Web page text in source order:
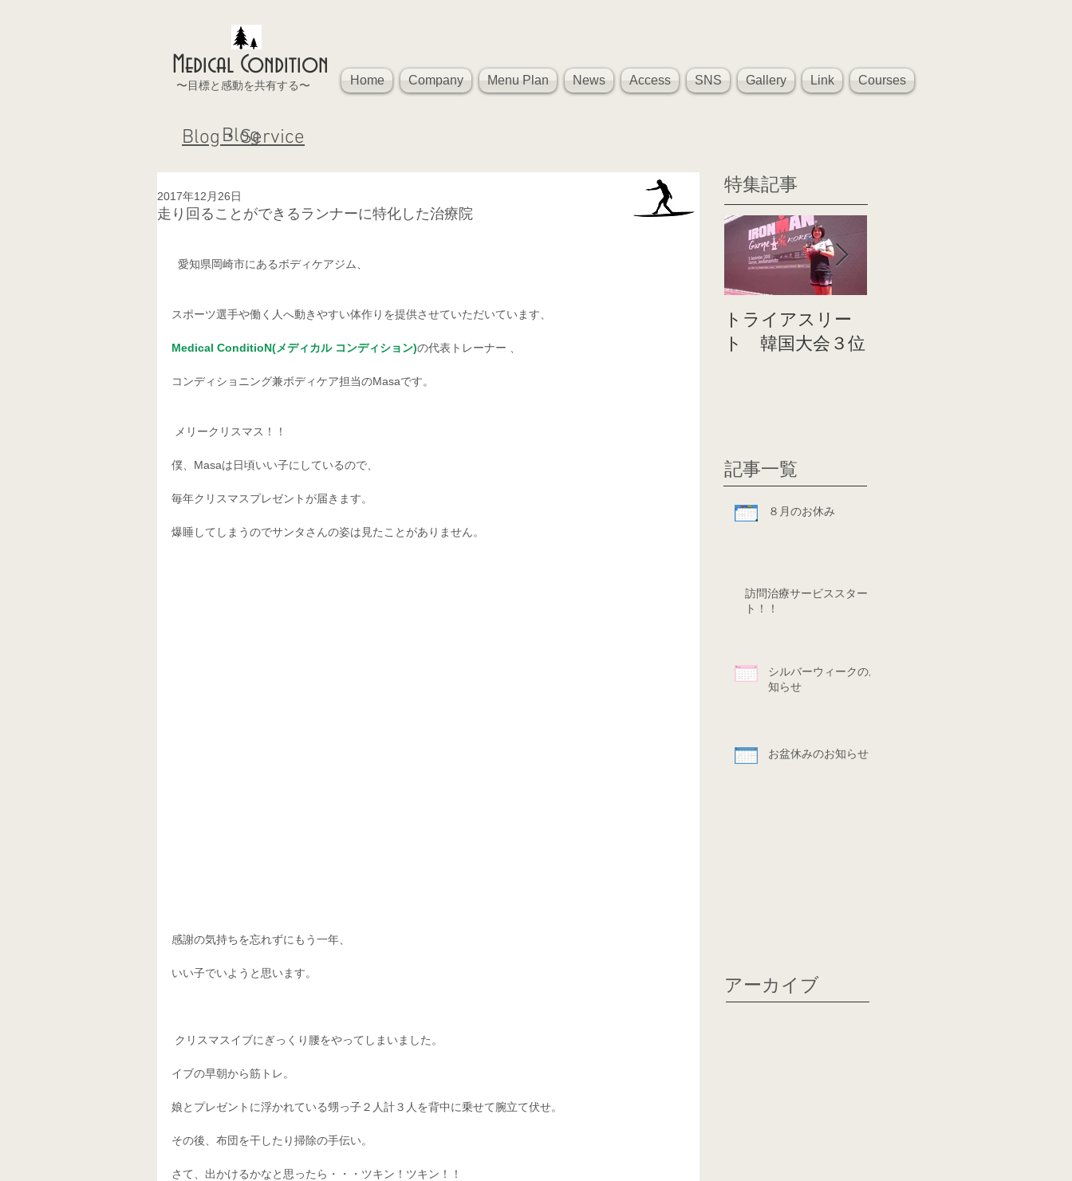
Medical Condition
〜目標と感動を共有する〜 Home Company Menu Plan News Access SNS Gallery Link Courses
Blog
Blog・Service
走り回ることができるランナーに特化した治療院
2017年12月26日
  愛知県岡崎市にあるボディケアジム、
スポーツ選手や働く人へ動きやすい体作りを提供させていただいています、
Medical ConditioN(メディカル コンディション)の代表トレーナー 、
コンディショニング兼ボディケア担当のMasaです。
メリークリスマス！！
僕、Masaは日頃いい子にしているので、
毎年クリスマスプレゼントが届きます。
爆睡してしまうのでサンタさんの姿は見たことがありません。
感謝の気持ちを忘れずにもう一年、
いい子でいようと思います。
クリスマスイブにぎっくり腰をやってしまいました。
イブの早朝から筋トレ。
娘とプレゼントに浮かれている甥っ子２人計３人を背中に乗せて腕立て伏せ。
その後、布団を干したり掃除の手伝い。
さて、出かけるかなと思ったら・・・ツキン！ツキン！！
特集記事
トライアスリー
ト 韓国大会３位
記事一覧
８月のお休み
訪問治療サービススター
ト！！
シルバーウィークのお
知らせ
お盆休みのお知らせ
アーカイブ